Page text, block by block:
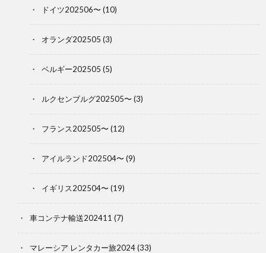
ドイツ202506〜 (10)
オランダ202505 (3)
ベルギー202505 (5)
ルクセンブルグ202505〜 (3)
フランス202505〜 (12)
アイルランド202504〜 (9)
イギリス202504〜 (19)
車コンテナ輸送202411 (7)
マレーシア レンタカー旅2024(33)